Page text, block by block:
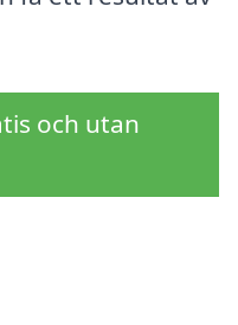
och utan